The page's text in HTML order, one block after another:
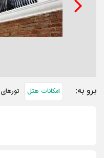
برو به: امکانات هتل